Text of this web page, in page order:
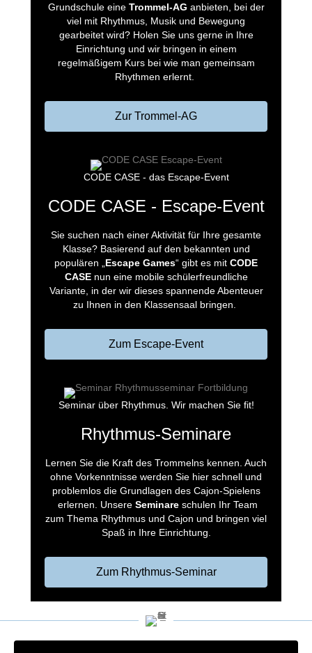
Grundschule eine Trommel-AG anbieten, bei der
viel mit Rhythmus, Musik und Bewegung
gearbeitet wird? Holen Sie uns gerne in Ihre
Einrichtung und wir bringen in einem
regelmäßigem Kurs bei wie man gemeinsam
Rhythmen erlernt.
Zur Trommel-AG
CODE CASE - das Escape-Event
CODE CASE - Escape-Event
Sie suchen nach einer Aktivität für Ihre gesamte
Klasse? Basierend auf den bekannten und
populären „Escape Games“ gibt es mit CODE
CASEnun eine mobile schülerfreundliche
Variante, in der wir dieses spannende Abenteuer
zu Ihnen in den Klassensaal bringen.
Zum Escape-Event
Seminar über Rhythmus. Wir machen Sie fit!
Rhythmus-Seminare
Lernen Sie die Kraft des Trommelns kennen. Auch
ohne Vorkenntnisse werden Sie hier schnell und
problemlos die Grundlagen des Cajon-Spielens
erlernen. Unsere Seminare schulen Ihr Team
zum Thema Rhythmus und Cajon und bringen viel
Spaß in Ihre Einrichtung.
Zum Rhythmus-Seminar